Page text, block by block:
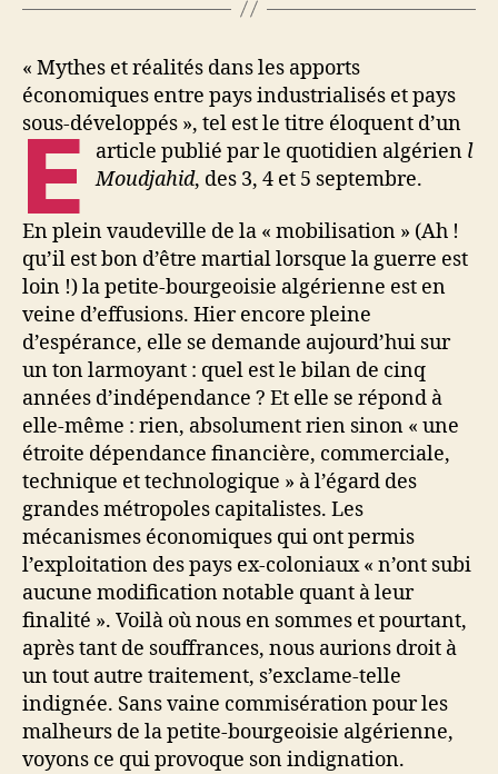
« Mythes et réalités dans les apports
économiques entre pays industrialisés et pays
sous-développés », tel est le titre éloquent d’un
article publié par le quotidien algérien
E
l
Moudjahid, des 3, 4 et 5 septembre.
En plein vaudeville de la « mobilisation » (Ah !
qu’il est bon d’être martial lorsque la guerre est
loin !) la petite-bourgeoisie algérienne est en
veine d’effusions. Hier encore pleine
d’espérance, elle se demande aujourd’hui sur
un ton larmoyant : quel est le bilan de cinq
années d’indépendance ? Et elle se répond à
elle-même : rien, absolument rien sinon « une
étroite dépendance financière, commerciale,
technique et technologique » à l’égard des
grandes métropoles capitalistes. Les
mécanismes économiques qui ont permis
l’exploitation des pays ex-coloniaux « n’ont subi
aucune modification notable quant à leur
finalité ». Voilà où nous en sommes et pourtant,
après tant de souffrances, nous aurions droit à
un tout autre traitement, s’exclame-telle
indignée. Sans vaine commisération pour les
malheurs de la petite-bourgeoisie algérienne,
voyons ce qui provoque son indignation.